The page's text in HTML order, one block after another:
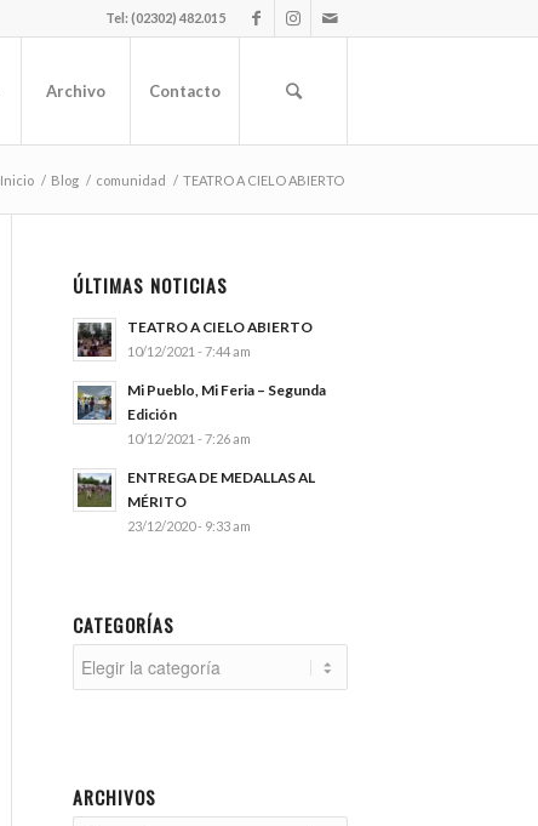
Tel: (02302) 482.015
Archivo Contacto
Inicio / Blog / comunidad / TEATRO A CIELO ABIERTO
ÚLTIMAS NOTICIAS
TEATRO A CIELO ABIERTO
10/12/2021 - 7:44 am
Mi Pueblo, Mi Feria – Segunda
Edición
10/12/2021 - 7:26 am
ENTREGA DE MEDALLAS AL
MÉRITO
23/12/2020 - 9:33 am
CATEGORÍAS
ARCHIVOS